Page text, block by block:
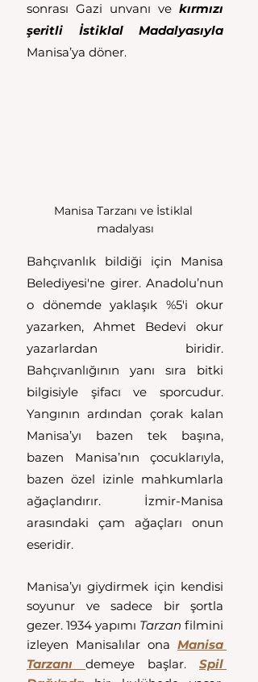
sonrası Gazi unvanı ve kırmızı
şeritli İstiklal Madalyasıyla
Manisa’ya döner.
Manisa Tarzanı ve İstiklal
madalyası
Bahçıvanlık bildiği için Manisa
Belediyesi'ne girer. Anadolu’nun
o dönemde yaklaşık %5'i okur
yazarken, Ahmet Bedevi okur
yazarlardan biridir.
Bahçıvanlığının yanı sıra bitki
bilgisiyle şifacı ve sporcudur.
Yangının ardından çorak kalan
Manisa’yı bazen tek başına,
bazen Manisa’nın çocuklarıyla,
bazen özel izinle mahkumlarla
ağaçlandırır. İzmir-Manisa
arasındaki çam ağaçları onun
eseridir.
Manisa’yı giydirmek için kendisi
soyunur ve sadece bir şortla
gezer. 1934 yapımı Tarzan filmini
izleyen Manisalılar ona Manisa
Tarzanı
demeye başlar. Spil